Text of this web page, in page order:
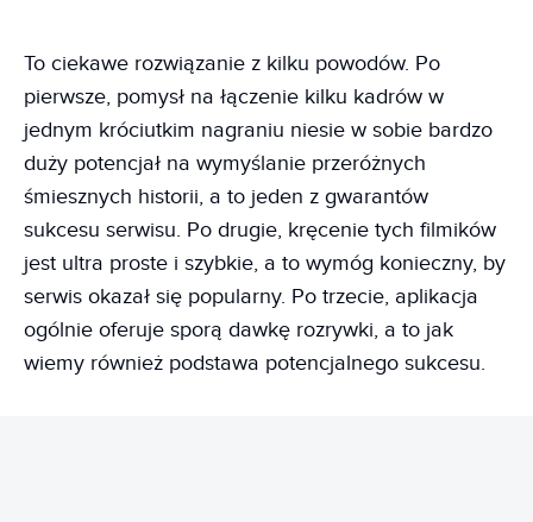
To ciekawe rozwiązanie z kilku powodów. Po
pierwsze, pomysł na łączenie kilku kadrów w
jednym króciutkim nagraniu niesie w sobie bardzo
duży potencjał na wymyślanie przeróżnych
śmiesznych historii, a to jeden z gwarantów
sukcesu serwisu. Po drugie, kręcenie tych filmików
jest ultra proste i szybkie, a to wymóg konieczny, by
serwis okazał się popularny. Po trzecie, aplikacja
ogólnie oferuje sporą dawkę rozrywki, a to jak
wiemy również podstawa potencjalnego sukcesu.